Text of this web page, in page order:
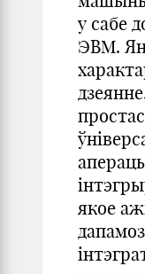
у сабе
ЭВМ.
якое